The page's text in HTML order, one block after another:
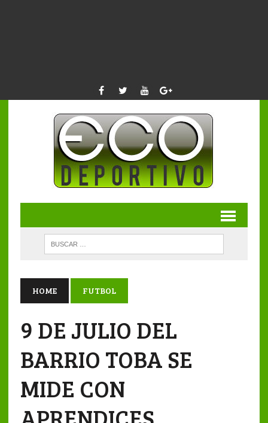
HOME FUTBOL
9 DE JULIO DEL
BARRIO TOBA SE
MIDE CON